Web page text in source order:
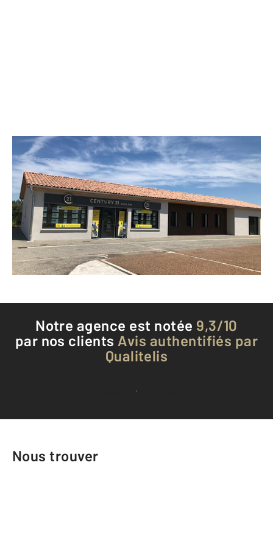
CENTURY 21 Immo Sud
2 rue Marie Curie
MIREPOIX - 09500
Envoyer un message
Téléphoner à l'agence
Notre agence est notée 9,3/10
par nos clients Avis authentifiés par
Qualitelis
Voir tous les avis clients
Nous trouver